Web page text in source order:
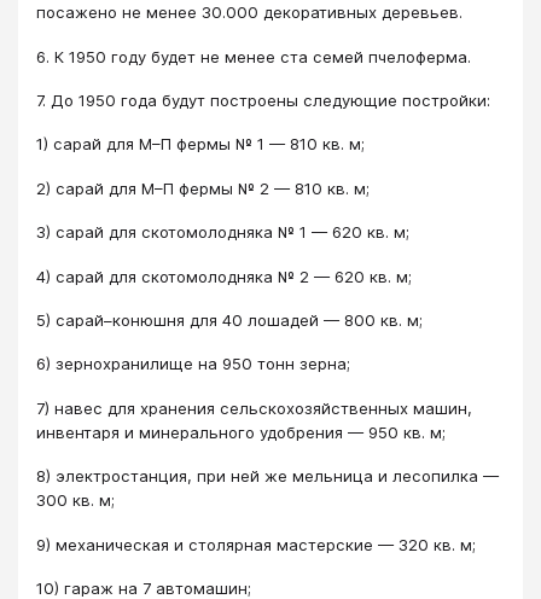
посажено не менее 30.000 декоративных деревьев.
6. К 1950 году будет не менее ста семей пчелоферма.
7. До 1950 года будут построены следующие постройки:
1) сарай для М–П фермы № 1 — 810 кв. м;
2) сарай для М–П фермы № 2 — 810 кв. м;
3) сарай для скотомолодняка № 1 — 620 кв. м;
4) сарай для скотомолодняка № 2 — 620 кв. м;
5) сарай–конюшня для 40 лошадей — 800 кв. м;
6) зернохранилище на 950 тонн зерна;
7) навес для хранения сельскохозяйственных машин,
инвентаря и минерального удобрения — 950 кв. м;
8) электростанция, при ней же мельница и лесопилка —
300 кв. м;
9) механическая и столярная мастерские — 320 кв. м;
10) гараж на 7 автомашин;